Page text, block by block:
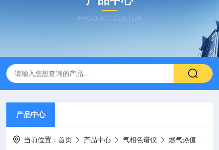
PRODUCT CENTER
产品中心
当前位置：首页 产品中心 气相色谱仪 燃气热值分析仪